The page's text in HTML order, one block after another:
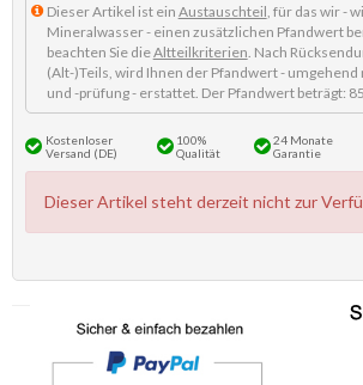
Dieser Artikel ist ein Austauschteil , für das wir -
Mineralwasser - einen zusätzlichen Pfandwert
beachten Sie dieAltteilkriterien . Nach
(Alt-)Teils, wird Ihnen der Pfandwert - umgehend
und -prüfung - erstattet. Der Pfandwert beträgt:
Kostenloser
Versand (DE)
100%
Qualität
24 Monate
Garantie
Dieser Artikel steht derzeit nicht zur